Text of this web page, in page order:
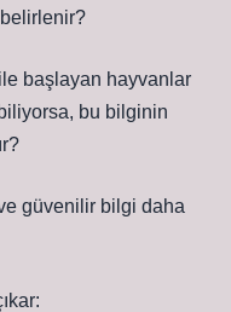
başlayan hayvanlar
bu bilginin
güvenilir bilgi daha